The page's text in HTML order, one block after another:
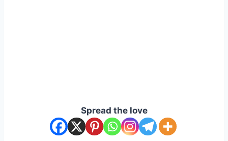
Spread the love